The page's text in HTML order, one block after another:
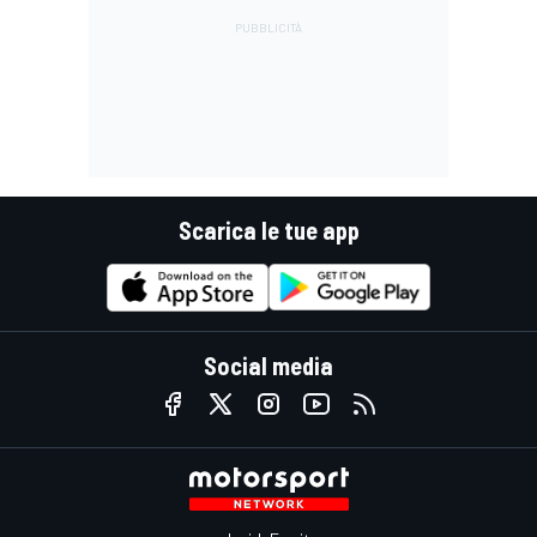
Scarica le tue app
Social media